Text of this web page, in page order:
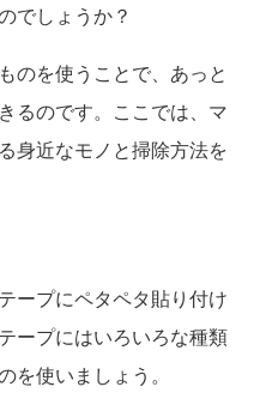
でしょうか？
のを使うことで、あっと
るのです。ここでは、マ
身近なモノと掃除方法を
ープにペタペタ貼り付け
ープにはいろいろな種類
を使いましょう。